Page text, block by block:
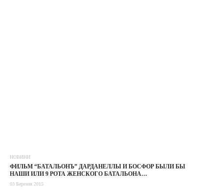
НОВИНИ
ФИЛЬМ “БАТАЛЬОНЪ” ДАРДАНЕЛЛЫ И БОСФОР БЫЛИ БЫ
НАШИ ИЛИ 9 РОТА ЖЕНСКОГО БАТАЛЬОНА…
03 Березня 2015